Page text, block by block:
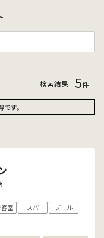
検索結果 5件
す。
室 スパ
プール